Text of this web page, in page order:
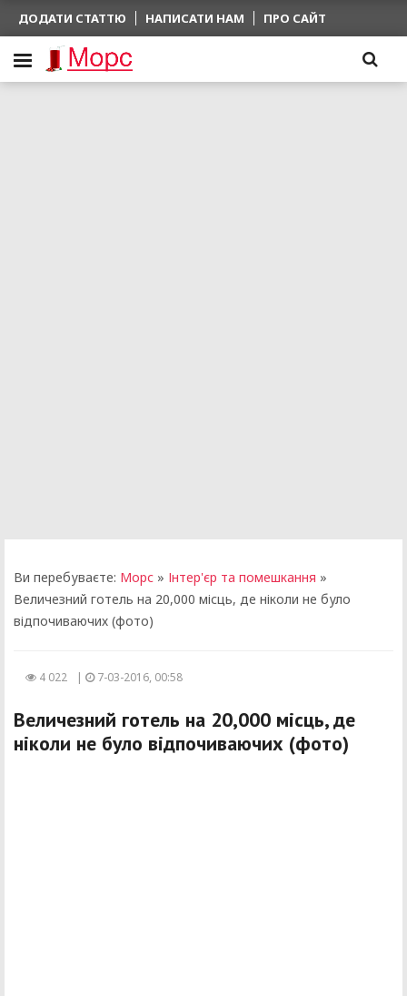
ДОДАТИ СТАТТЮ НАПИСАТИ НАМ ПРО САЙТ
Ви перебуваєте: Морс » Інтер'єр та помешкання »
Величезний готель на 20,000 місць, де ніколи не було
відпочиваючих (фото)
4 022 | 7-03-2016, 00:58
Величезний готель на 20,000 місць, де
ніколи не було відпочиваючих (фото)